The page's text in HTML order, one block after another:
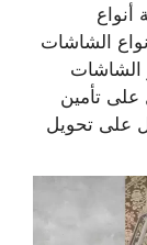
أنواع
الشاشات
الشاشات
على تأمين
على تحويل